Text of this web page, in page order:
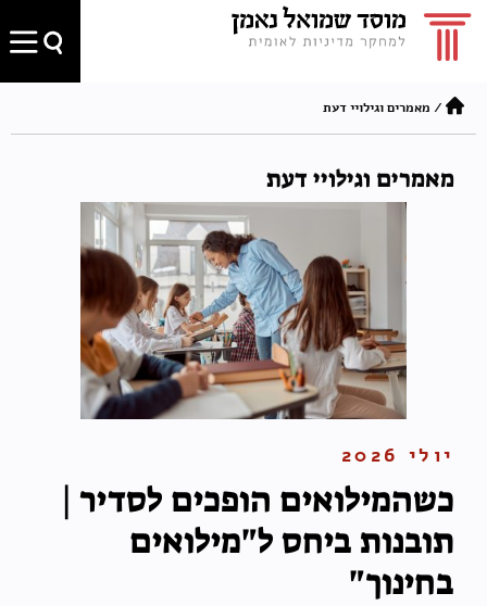
/ מאמרים וגילויי דעת
מאמרים וגילויי דעת
יולי 2026
כשהמילואים הופכים לסדיר |
תובנות ביחס ל"מילואים
בחינוך"